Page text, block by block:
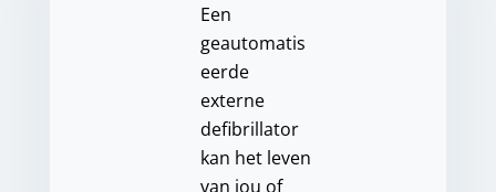
Een
geautomatis
eerde
externe
defibrillator
kan het leven
van jou of